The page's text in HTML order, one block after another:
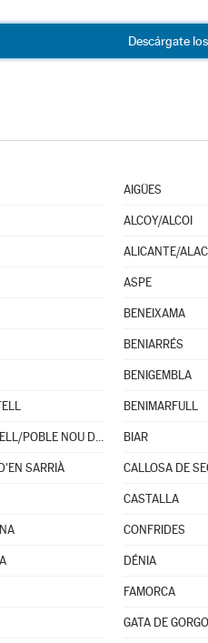
Descárgate
AIGÜES
ALCOY/ALCOI
ALICANTE/
ASPE
BENEIXAMA
BENIARRÉS
BENIGEMBLA
BENIMARFULL
BENITACHELL/POBLE NOU DE BENITATXELL (EL) BIAR
SARRIÀ CALLOSA DE
CASTALLA
CONFRIDES
DÉNIA
FAMORCA
GATA DE